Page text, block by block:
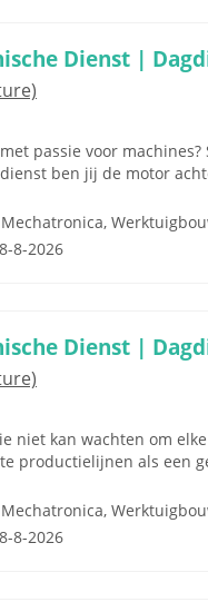
Dienst |
passie voor
ben jij de motor
8-2026
Dienst |
niet kan wachten om
productielijnen als een
8-2026